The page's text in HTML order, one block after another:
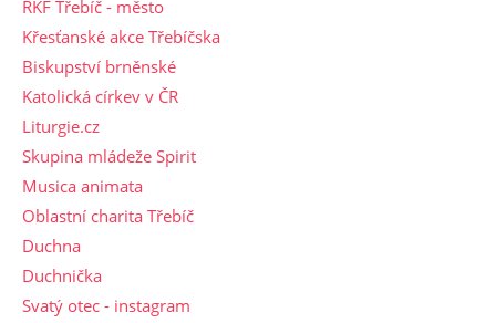
ŘKF Třebíč - město
Křesťanské akce Třebíčska
Biskupství brněnské
Katolická církev v ČR
Liturgie.cz
Skupina mládeže Spirit
Musica animata
Oblastní charita Třebíč
Duchna
Duchnička
Svatý otec - instagram